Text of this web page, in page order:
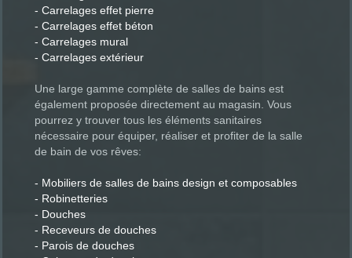
- Carrelages effet pierre
- Carrelages effet béton
- Carrelages mural
- Carrelages extérieur
Une large gamme complète de salles de bains est
également proposée directement au magasin. Vous
pourrez y trouver tous les éléments sanitaires
nécessaire pour équiper, réaliser et profiter de la salle
de bain de vos rêves:
- Mobiliers de salles de bains design et composables
- Robinetteries
- Douches
- Receveurs de douches
- Parois de douches